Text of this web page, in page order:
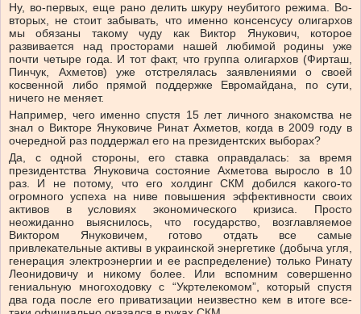
Ну, во-первых, еще рано делить шкуру неубитого режима. Во-
вторых, не стоит забывать, что именно консенсусу олигархов
мы обязаны такому чуду как Виктор Янукович, которое
развивается над просторами нашей любимой родины уже
почти четыре года. И тот факт, что группа олигархов (Фирташ,
Пинчук, Ахметов) уже отстрелялась заявлениями о своей
косвенной либо прямой поддержке Евромайдана, по сути,
ничего не меняет.
Например, чего именно спустя 15 лет личного знакомства не
знал о Викторе Януковиче Ринат Ахметов, когда в 2009 году в
очередной раз поддержал его на президентских выборах?
Да, с одной стороны, его ставка оправдалась: за время
президентства Януковича состояние Ахметова выросло в 10
раз. И не потому, что его холдинг СКМ добился какого-то
огромного успеха на ниве повышения эффективности своих
активов в условиях экономического кризиса. Просто
неожиданно выяснилось, что государство, возглавляемое
Виктором Януковичем, готово отдать все самые
привлекательные активы в украинской энергетике (добыча угля,
генерация электроэнергии и ее распределение) только Ринату
Леонидовичу и никому более. Или вспомним совершенно
гениальную многоходовку с “Укртелекомом”, который спустя
два года после его приватизации неизвестно кем в итоге все-